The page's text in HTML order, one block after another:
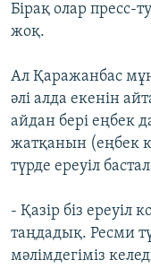
Бірақ олар
жоқ.
Ал Қаражанбас
әлі алда екенін
айдан бері еңбек
жатқанын (еңбек
түрде ереуіл
- Қазір біз ереуіл
таңдадық. Ресми
мәлімдегіміз